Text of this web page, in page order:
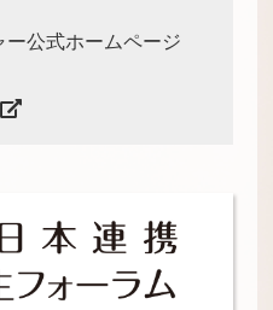
公式ホームページ